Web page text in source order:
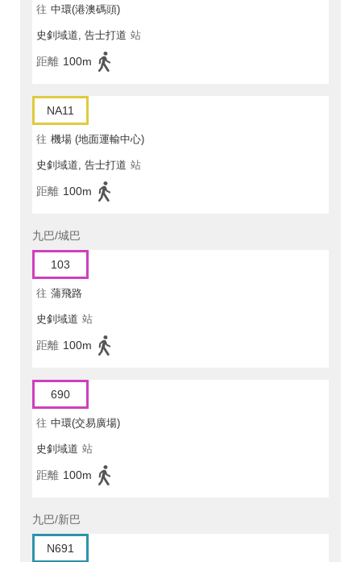
往 中環(港澳碼頭)
史釗域道, 告士打道 站
距離 100m
NA11
往 機場 (地面運輸中心)
史釗域道, 告士打道 站
距離 100m
九巴/城巴
103
往 蒲飛路
史釗域道 站
距離 100m
690
往 中環(交易廣場)
史釗域道 站
距離 100m
九巴/新巴
N691